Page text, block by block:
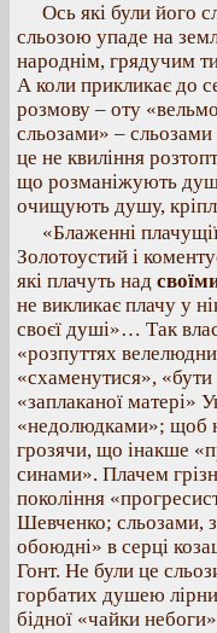
Ось які були його
сльозою упаде на
народнім, грядучим
А коли прикликає до
розмову – оту
сльозами» – сльозами
це не квиління
що розманіжують
очищують душу,
«Блаженні
Золотоустий і
які плачуть над
не викликає плачу у
своєї душі»… Так
«розпуттях
«схаменутися»,
«заплаканої матері»
«недолюдками»; щоб
грозячи, що інакше
синами». Плачем
покоління
Шевченко; сльозами,
обоюдні» в серці
Гонт. Не були це
горбатих душею
бідної «чайки